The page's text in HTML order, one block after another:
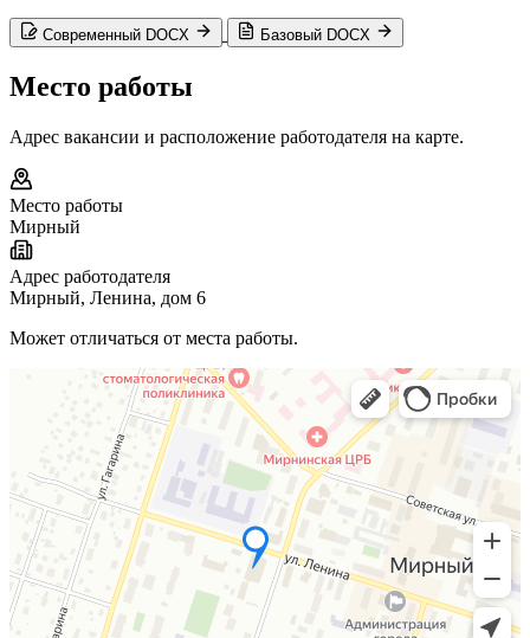
Современный DOCX Базовый DOCX
Место работы
Адрес вакансии и расположение работодателя на карте.
Место работы
Мирный
Адрес работодателя
Мирный, Ленина, дом 6
Может отличаться от места работы.